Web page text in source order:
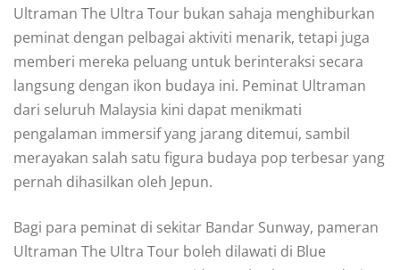
Ultraman The Ultra Tour bukan sahaja menghiburkan
peminat dengan pelbagai aktiviti menarik, tetapi juga
memberi mereka peluang untuk berinteraksi secara
langsung dengan ikon budaya ini. Peminat Ultraman
dari seluruh Malaysia kini dapat menikmati
pengalaman immersif yang jarang ditemui, sambil
merayakan salah satu figura budaya pop terbesar yang
pernah dihasilkan oleh Jepun.
Bagi para peminat di sekitar Bandar Sunway, pameran
Ultraman The Ultra Tour boleh dilawati di Blue